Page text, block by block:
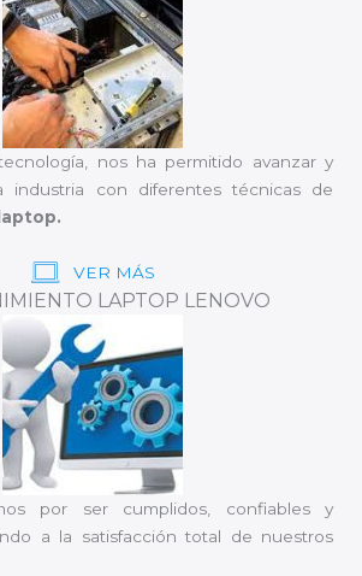
nos ha permitido avanzar y
industria con diferentes técnicas de
VER MÁS
LAPTOP LENOVO
por ser cumplidos, confiables y
a la satisfacción total de nuestros